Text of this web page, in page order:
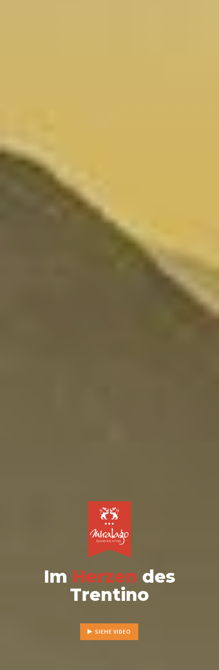
Im Herzen des
Trentino
SIEHE VIDEO